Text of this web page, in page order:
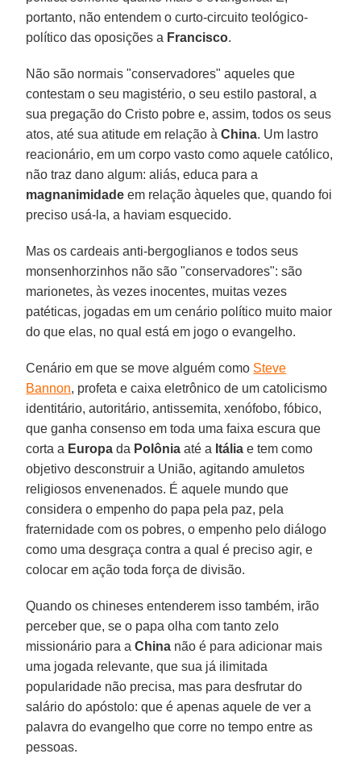
portanto, não entendem o curto-circuito teológico-
político das oposições a Francisco.
Não são normais "conservadores" aqueles que
contestam o seu magistério, o seu estilo pastoral, a
sua pregação do Cristo pobre e, assim, todos os seus
atos, até sua atitude em relação àChina. Um lastro
reacionário, em um corpo vasto como aquele católico,
não traz dano algum: aliás, educa para a
magnanimidade em relação àqueles que, quando foi
preciso usá-la, a haviam esquecido.
Mas os cardeais anti-bergoglianos e todos seus
monsenhorzinhos não são "conservadores": são
marionetes, às vezes inocentes, muitas vezes
patéticas, jogadas em um cenário político muito maior
do que elas, no qual está em jogo o evangelho.
Cenário em que se move alguém como Steve
Bannon, profeta e caixa eletrônico de um catolicismo
identitário, autoritário, antissemita, xenófobo, fóbico,
que ganha consenso em toda uma faixa escura que
corta a Europa da Polônia até a Itália e tem como
objetivo desconstruir a União, agitando amuletos
religiosos envenenados. É aquele mundo que
considera o empenho do papa pela paz, pela
fraternidade com os pobres, o empenho pelo diálogo
como uma desgraça contra a qual é preciso agir, e
colocar em ação toda força de divisão.
Quando os chineses entenderem isso também, irão
perceber que, se o papa olha com tanto zelo
missionário para aChina não é para adicionar mais
uma jogada relevante, que sua já ilimitada
popularidade não precisa, mas para desfrutar do
salário do apóstolo: que é apenas aquele de ver a
palavra do evangelho que corre no tempo entre as
pessoas.